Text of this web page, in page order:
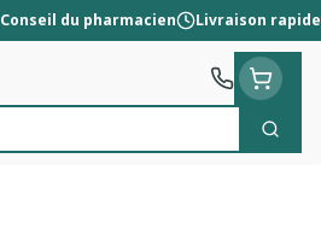
Conseil du pharmacien Livraison rapide